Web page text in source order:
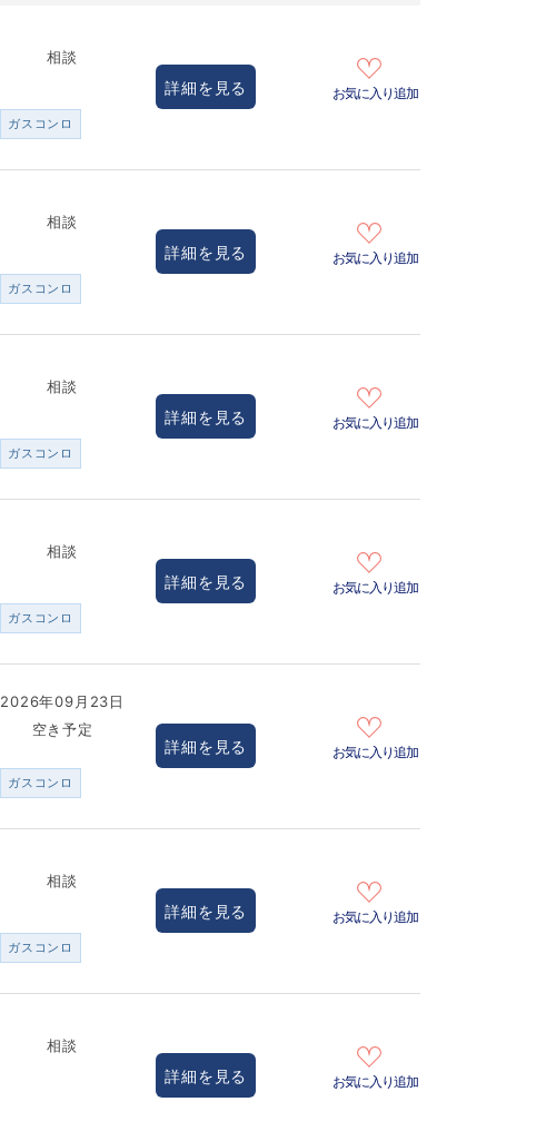
相談
ガスコンロ
詳細を見る お気に入り追加
相談
ガスコンロ
詳細を見る お気に入り追加
相談
ガスコンロ
詳細を見る お気に入り追加
相談
ガスコンロ
詳細を見る お気に入り追加
2026年09月23日
空き予定
ガスコンロ
詳細を見る お気に入り追加
相談
ガスコンロ
詳細を見る お気に入り追加
相談
詳細を見る お気に入り追加